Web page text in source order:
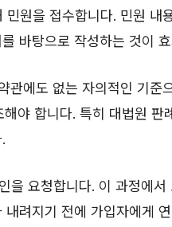
원을 접수합니다. 민원 내
바탕으로 작성하는 것이
관에도 없는 자의적인 기준
야 합니다. 특히 대법원 판
을 요청합니다. 이 과정에서
려지기 전에 가입자에게 연